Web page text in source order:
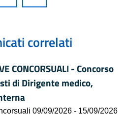
correlati
CONCORSUALI - Concorso
di Dirigente medico,
09/09/2026 - 15/09/2026